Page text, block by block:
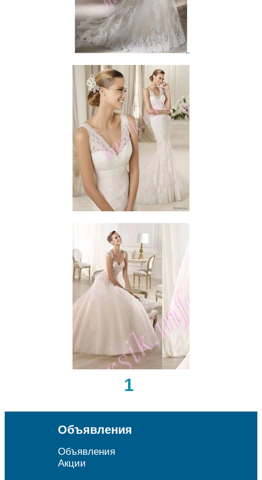
1
Объявления
Объявления
Акции